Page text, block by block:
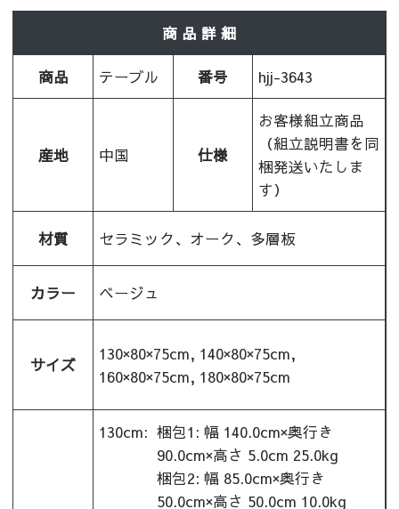
商 品 詳 細
商品 テーブル 番号 hjj-3643
産地 中国 仕様
お客様組立商品
（組立説明書を同
梱発送いたしま
す）
材質 セラミック、オーク、多層板
カラー ベージュ
サイズ
130×80×75cm, 140×80×75cm,
160×80×75cm, 180×80×75cm
130cm: 梱包1: 幅 140.0cm×奥行き
90.0cm×高さ 5.0cm 25.0kg
梱包2: 幅 85.0cm×奥行き
50.0cm×高さ 50.0cm 10.0kg